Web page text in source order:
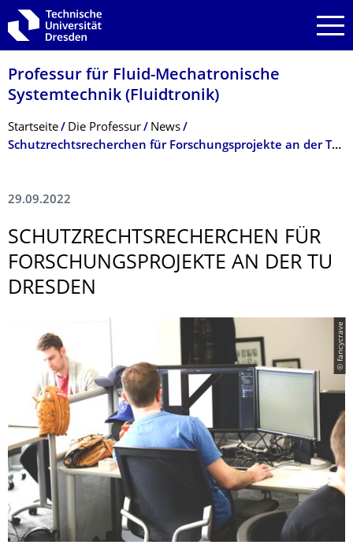
Zur Hauptnavigation springen
Zur Suche springen
Zum Inhalt springen
Professur für Fluid-Mechatronische
Systemtechnik (Fluidtronik)
Breadcrumb-Menü
Startseite Die Professur
News
Schutzrechtsrecherchen für Forschungsprojekte an der TU Dresden
29.09.2022
SCHUTZRECHTSRE­CHERCHEN FÜR
FORSCHUNGSPRO­JEKTE AN DER TU
DRESDEN
© fancycrave